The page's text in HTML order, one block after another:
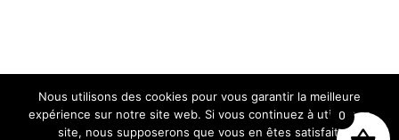
0
Nous utilisons des cookies pour vous garantir la meilleure
expérience sur notre site web. Si vous continuez à utiliser ce
site, nous supposerons que vous en êtes satisfait.